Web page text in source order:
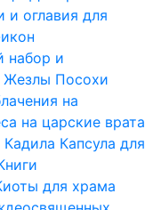
и оглавия для
набор и
Жезлы Посохи
на
на царские врата
Кадила Капсула для
для храма